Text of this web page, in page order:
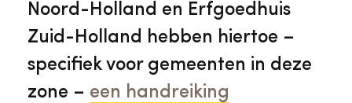
Noord-Holland en Erfgoedhuis
Zuid-Holland hebben hiertoe –
specifiek voor gemeenten in deze
zone – een handreiking